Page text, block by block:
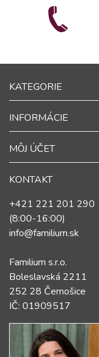
KATEGORIE
INFORMÁCIE
MÔJ ÚČET
KONTAKT
+421 221 201 290
(8:00-16:00)
info@familium.sk
Familium s.r.o.
Boleslavská 2211
252 28 Černošice
IČ: 01909517